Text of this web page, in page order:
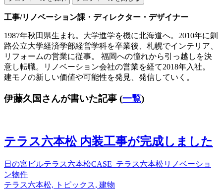
工事/リノベーション課・ディレクター・デザイナー
1987年秋田県生まれ。大学進学を機に北海道へ。2010年に釧
路公立大学経済学部経営学科を卒業後、札幌でインテリア、
リフォームの営業に従事。 福岡への憧れから引っ越しを決
意し転職。リノベーション会社の営業を経て2018年入社。
建モノの新しい価値や可能性を発見、発信していく。
伊藤久国さんが書いた記事 (一覧)
テラス六本松 内装工事が完成しました
日の宮ビルテラス六本松CASE_テラス六本松リノベーショ
ン物件
テラス六本松, トピックス, 建物